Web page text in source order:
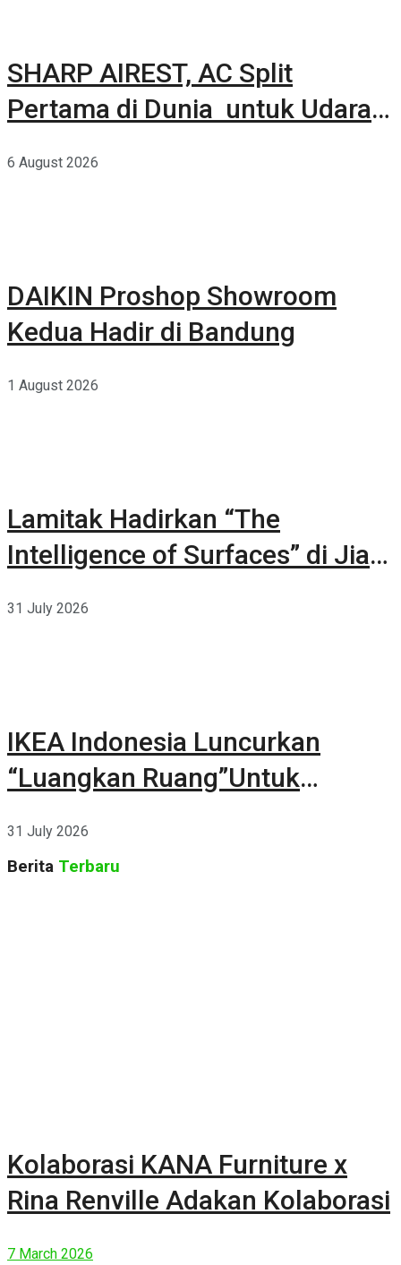
SHARP AIREST, AC Split
Pertama di Dunia untuk Udara
6 August 2026
DAIKIN Proshop Showroom
Kedua Hadir di Bandung
1 August 2026
Lamitak Hadirkan “The
Intelligence of Surfaces” di Jia
31 July 2026
IKEA Indonesia Luncurkan
“Luangkan Ruang”Untuk
31 July 2026
Berita Terbaru
Kolaborasi KANA Furniture x
Rina Renville Adakan Kolaborasi
7 March 2026